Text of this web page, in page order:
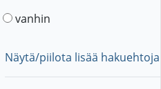
vanhin
Näytä/piilota lisää hakuehtoja